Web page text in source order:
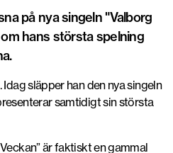
på nya singeln "Valborg
hans största spelning
släpper han den nya singeln
samtidigt sin största
är faktiskt en gammal